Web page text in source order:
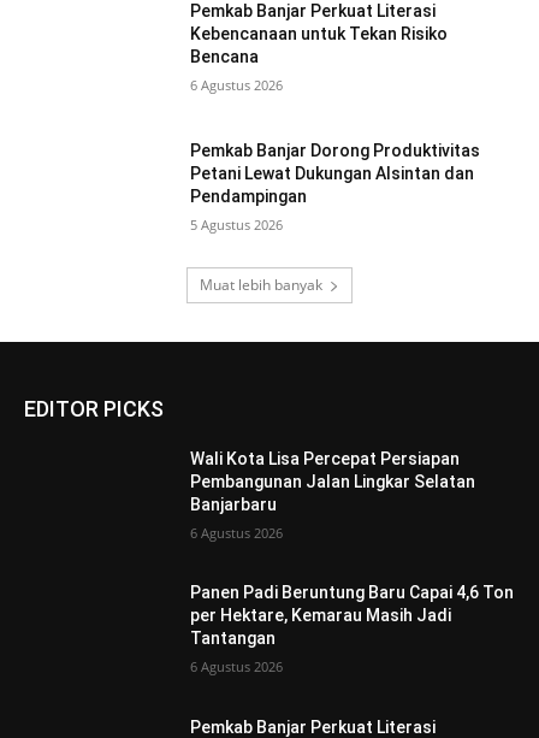
Pemkab Banjar Perkuat Literasi
Kebencanaan untuk Tekan Risiko
Bencana
6 Agustus 2026
Pemkab Banjar Dorong Produktivitas
Petani Lewat Dukungan Alsintan dan
Pendampingan
5 Agustus 2026
Muat lebih banyak
EDITOR PICKS
Wali Kota Lisa Percepat Persiapan
Pembangunan Jalan Lingkar Selatan
Banjarbaru
6 Agustus 2026
Panen Padi Beruntung Baru Capai 4,6 Ton
per Hektare, Kemarau Masih Jadi
Tantangan
6 Agustus 2026
Pemkab Banjar Perkuat Literasi